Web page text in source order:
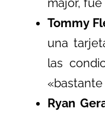
Tommy
una
las
«bastante
Ryan